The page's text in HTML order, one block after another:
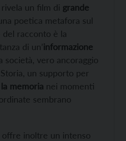
un film di grande
una poetica metafora sul
racconto è la
di un’informazione
società, vero ancoraggio
un supporto per
memoria nei momenti
sembrano
inoltre un intenso